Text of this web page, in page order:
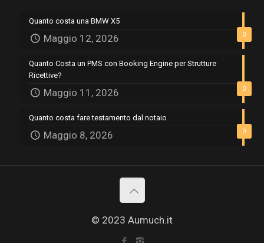
0
Quanto costa una BMW X5
Maggio 12, 2026
0
Quanto Costa un PMS con Booking Engine per Strutture
Ricettive?
Maggio 11, 2026
0
Quanto costa fare testamento dal notaio
Maggio 8, 2026
© 2023 Aumuch.it